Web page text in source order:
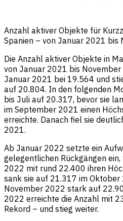
Anzahl aktiver Objekte für
Spanien – von Januar 2021 bis
Die Anzahl aktiver Objekte in
von Januar 2021 bis
Januar 2021 bei 19.564 und
auf 20.804. In den folgenden
bis Juli auf 20.317, bevor sie
im September 2021 einen
erreichte. Danach fiel sie
2021.
Ab Januar 2022 setzte ein
gelegentlichen Rückgängen
2022 mit rund 22.400 ihren
sank sie auf 21.317 im Oktober
November 2022 stark auf
2022 erreichte die Anzahl mit
Rekord – und stieg weiter.